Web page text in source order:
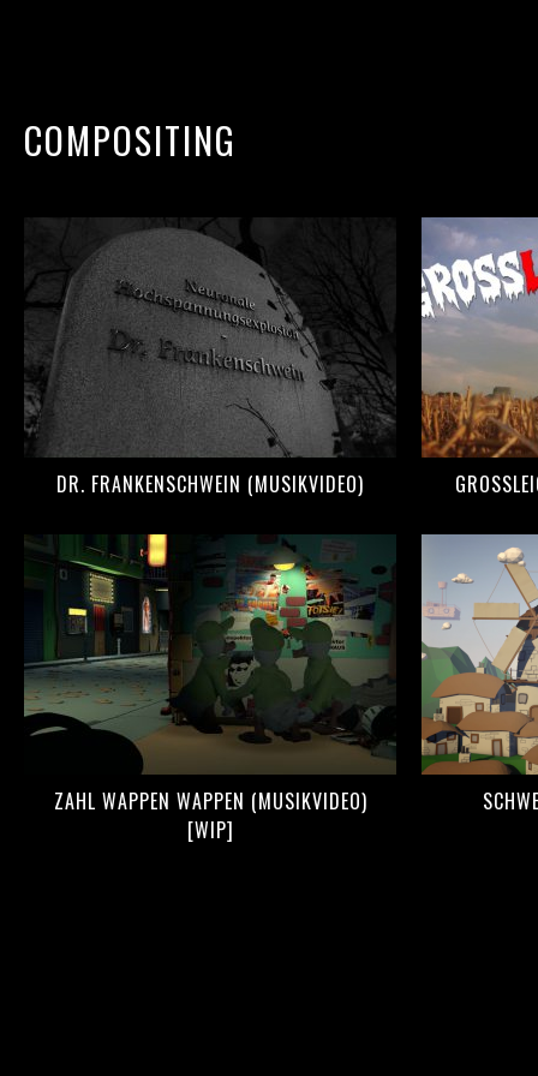
COMPOSITING
DR. FRANKENSCHWEIN (MUSIKVIDEO)
ZAHL WAPPEN WAPPEN (MUSIKVIDEO)
[WIP]